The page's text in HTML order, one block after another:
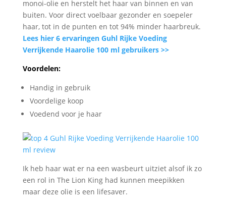
monoi-olie en herstelt het haar van binnen en van
buiten. Voor direct voelbaar gezonder en soepeler
haar, tot in de punten en tot 94% minder haarbreuk.
Lees hier 6 ervaringen Guhl Rijke Voeding
Verrijkende Haarolie 100 ml gebruikers >>
Voordelen:
Handig in gebruik
Voordelige koop
Voedend voor je haar
Ik heb haar wat er na een wasbeurt uitziet alsof ik zo
een rol in The Lion King had kunnen meepikken
maar deze olie is een lifesaver.